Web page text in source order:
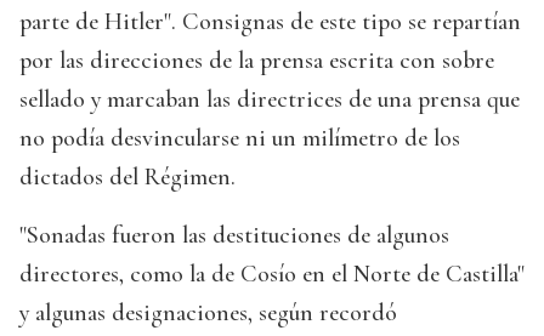
parte de Hitler". Consignas de este tipo se repartían
por las direcciones de la prensa escrita con sobre
sellado y marcaban las directrices de una prensa que
no podía desvincularse ni un milímetro de los
dictados del Régimen.
"Sonadas fueron las destituciones de algunos
directores, como la de Cosío en el Norte de Castilla"
y algunas designaciones, según recordó